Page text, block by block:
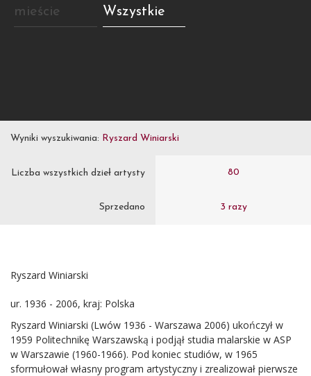
mieście
Wszystkie
Wyniki wyszukiwania: Ryszard Winiarski
Liczba wszystkich dzieł artysty 80
Sprzedano 3 razy
Ryszard Winiarski
ur. 1936 - 2006, kraj: Polska
Ryszard Winiarski (Lwów 1936 - Warszawa 2006) ukończył w
1959 Politechnikę Warszawską i podjął studia malarskie w ASP
w Warszawie (1960-1966). Pod koniec studiów, w 1965
sformułował własny program artystyczny i zrealizował pierwsze